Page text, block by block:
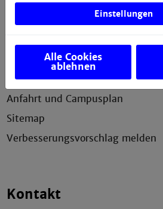
Datenschutzerklärung
Presse
Anfahrt und Campusplan
Sitemap
Verbesserungsvorschlag melden
Kontakt
Einstellungen
Alle Cookies
ablehnen